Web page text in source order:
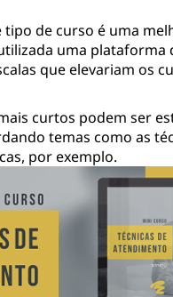
de curso é uma
uma plataforma
que elevariam os
curtos podem ser
temas como as
por exemplo.